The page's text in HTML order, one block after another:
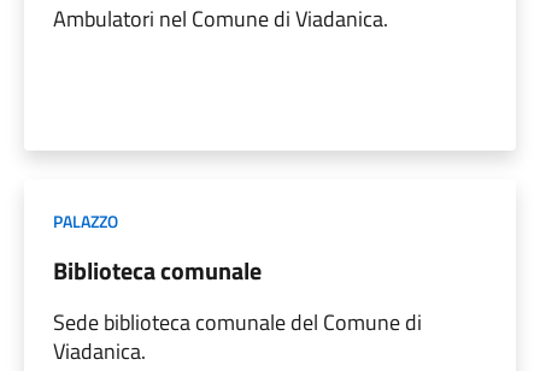
Ambulatori nel Comune di Viadanica.
PALAZZO
Biblioteca comunale
Sede biblioteca comunale del Comune di
Viadanica.